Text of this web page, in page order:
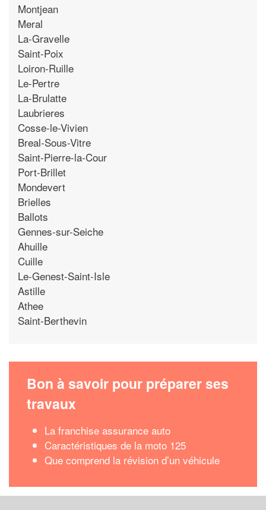
Montjean
Meral
La-Gravelle
Saint-Poix
Loiron-Ruille
Le-Pertre
La-Brulatte
Laubrieres
Cosse-le-Vivien
Breal-Sous-Vitre
Saint-Pierre-la-Cour
Port-Brillet
Mondevert
Brielles
Ballots
Gennes-sur-Seiche
Ahuille
Cuille
Le-Genest-Saint-Isle
Astille
Athee
Saint-Berthevin
Bon à savoir pour préparer ses
travaux
La franchise assurance auto
Caractéristiques de la moto 125
Que comprend la révision d’un véhicule